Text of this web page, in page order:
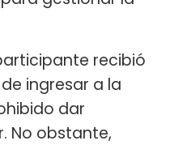
recibió
ingresar a la
dar
No obstante,